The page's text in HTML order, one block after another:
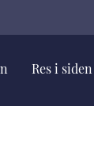
Res i siden